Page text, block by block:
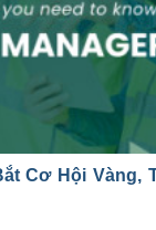
Cơ Hội Vàng,